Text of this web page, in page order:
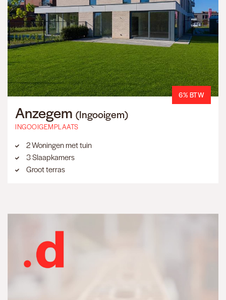
6% BTW
Anzegem (Ingooigem)
INGOOIGEMPLAATS
2 Woningen met tuin
3 Slaapkamers
Groot terras